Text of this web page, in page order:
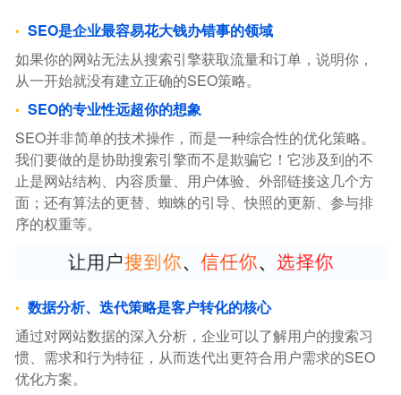
SEO是企业最容易花大钱办错事的领域
如果你的网站无法从搜索引擎获取流量和订单，说明你，
从一开始就没有建立正确的SEO策略。
SEO的专业性远超你的想象
SEO并非简单的技术操作，而是一种综合性的优化策略。
我们要做的是协助搜索引擎而不是欺骗它！它涉及到的不
止是网站结构、内容质量、用户体验、外部链接这几个方
面；还有算法的更替、蜘蛛的引导、快照的更新、参与排
序的权重等。
数据分析、迭代策略是客户转化的核心
通过对网站数据的深入分析，企业可以了解用户的搜索习
惯、需求和行为特征，从而迭代出更符合用户需求的SEO
优化方案。